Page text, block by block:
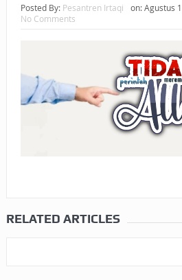
HUKUM MEMBAYAR ZAKAT
HUKUM MEMBAYAR ZAKAT
Posted By: Pesantren Irtaqi on:Agustus
No Comments
RELATED ARTICLES